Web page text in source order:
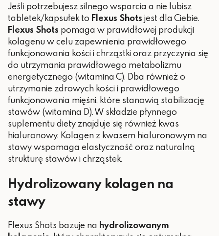
Jeśli potrzebujesz silnego wsparcia a nie lubisz
tabletek/kapsułek to Flexus Shots jest dla Ciebie.
Flexus Shots pomaga w prawidłowej produkcji
kolagenu w celu zapewnienia prawidłowego
funkcjonowania kości i chrząstki oraz przyczynia się
do utrzymania prawidłowego metabolizmu
energetycznego (witamina C). Dba również o
utrzymanie zdrowych kości i prawidłowego
funkcjonowania mięśni, które stanowią stabilizację
stawów (witamina D). W składzie płynnego
suplementu diety znajduje się również kwas
hialuronowy. Kolagen z kwasem hialuronowym na
stawy wspomaga elastyczność oraz naturalną
strukturę stawów i chrząstek.
Hydrolizowany kolagen na
stawy
Flexus Shots bazuje na hydrolizowanym